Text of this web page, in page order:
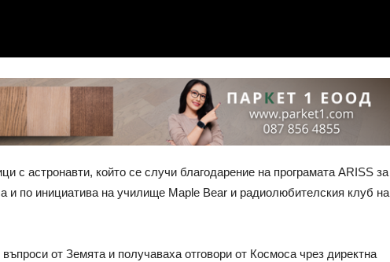
с астронавти, който се случи благодарение на програмата ARISS за
и по инициатива на училище Maple Bear и радиолюбителския клуб на
от Земята и получаваха отговори от Космоса чрез директна